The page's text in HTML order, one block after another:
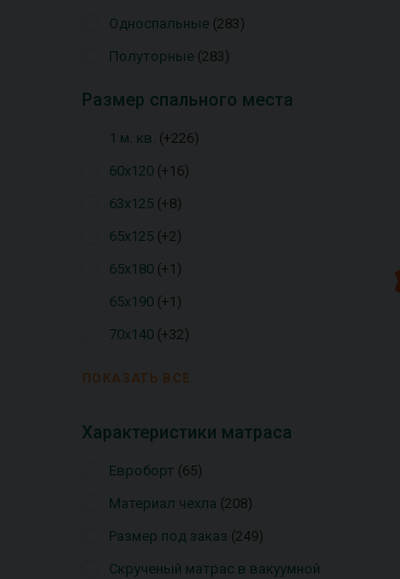
Односпальные 283
Полуторные 283
Размер спального места
1 м. кв. +226
60х120 +16
63х125 +8
65х125 +2
65х180 +1
65х190 +1
70х140 +32
ПОКАЗАТЬ ВСЕ
Характеристики матраса
Евроборт 65
Материал чехла 208
Размер под заказ 249
Скрученый матрас в вакуумной